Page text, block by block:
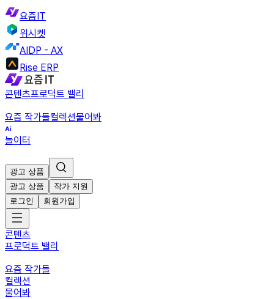
요즘IT
위시켓
AIDP - AX
Rise ERP
콘텐츠프로덕트 밸리
요즘 작가들컬렉션물어봐
놀이터
광고 상품
광고 상품
작가 지원
로그인
회원가입
콘텐츠
프로덕트 밸리
요즘 작가들
컬렉션
물어봐